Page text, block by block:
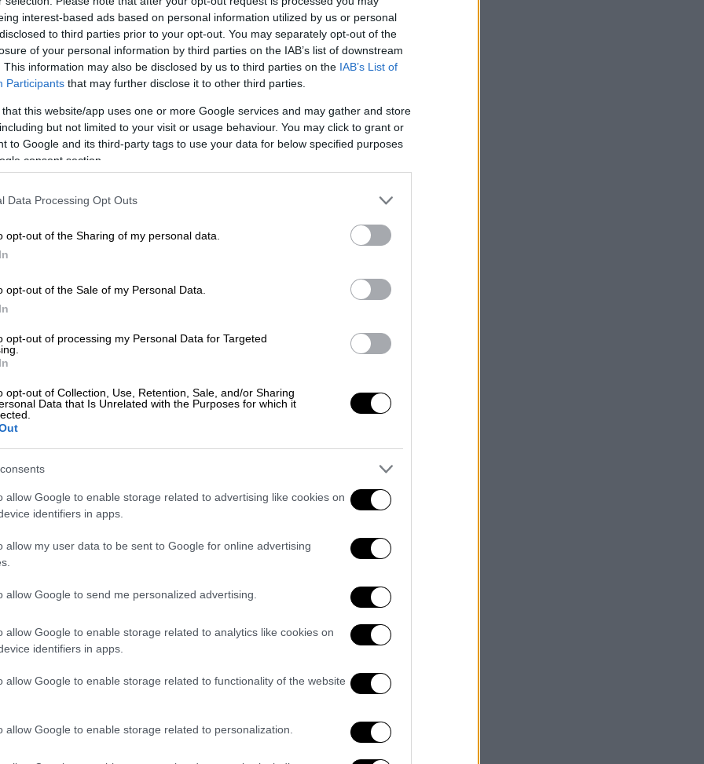
interest-based ads based on personal information utilized by us or personal
to third parties prior to your opt-out. You may separately opt-out of the
of your personal information by third parties on the IAB’s list of downstream
This information may also be disclosed by us to third parties on the IAB’s List of
Participants that may further disclose it to other third parties.
that this website/app uses one or more Google services and may gather and store
but not limited to your visit or usage behaviour. You may click to grant or
to Google and its third-party tags to use your data for below specified purposes
consent section.
Data Processing Opt Outs
opt-out of the Sharing of my personal data.
opt-out of the Sale of my Personal Data.
opt-out of processing my Personal Data for Targeted
opt-out of Collection, Use, Retention, Sale, and/or Sharing
Data that Is Unrelated with the Purposes for which it
allow Google to enable storage related to advertising like cookies on
identifiers in apps.
allow my user data to be sent to Google for online advertising
allow Google to send me personalized advertising.
allow Google to enable storage related to analytics like cookies on
identifiers in apps.
allow Google to enable storage related to functionality of the website
allow Google to enable storage related to personalization.
το ΕΘΝΟΣ στη Google
της Κυριακής (28/9)
της πορείας του
να ειδοποιήσει τις Αρχές μέσω
σημείου, γεγονός που επέτρεψε την
Άνοιξε η ψηλότερη γέφυρα στον
ηθοποιό - Προκάλεσε ζημιές